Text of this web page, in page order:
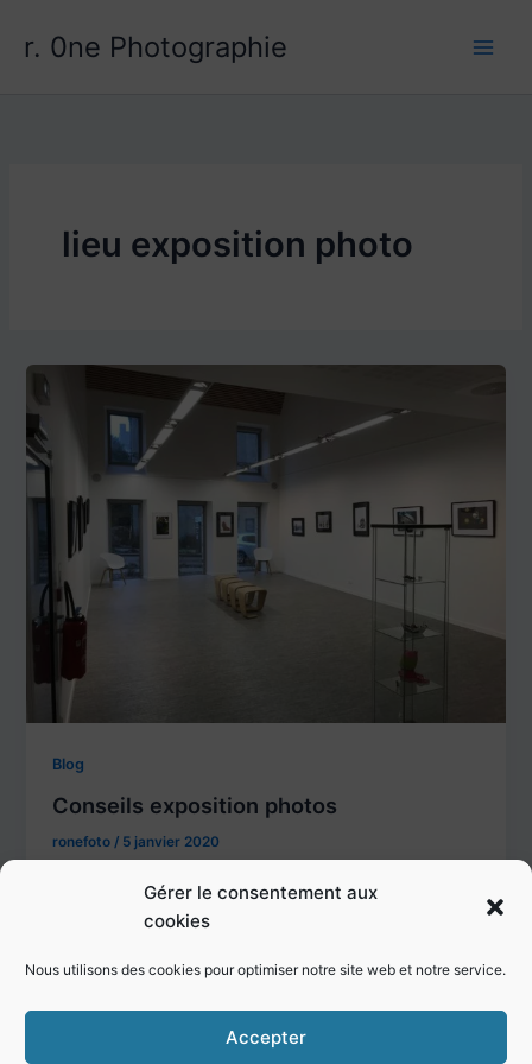
Gérer le consentement aux
cookies
Nous utilisons des cookies pour optimiser notre site web et notre service.
Accepter
r. 0ne Photographie
lieu exposition photo
Blog
Conseils exposition photos
ronefoto/ 5 janvier 2020
Conseils pour réussir sa première exposition photos.
Retrouvez quelques conseils qui pourront vous aider